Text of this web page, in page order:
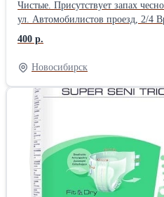
Чистые. Присутствует запах чеснока! Наш адрес: г.
ул. Автомобилистов проезд, 2/4 Время работы: с понедельника
по пятницу с 9 до 18 часов, без
воскресение. Телефон: 8 960 789 22 00 Эл. почта:
promtaransk@mail.ru
400 р.
Новосибирск